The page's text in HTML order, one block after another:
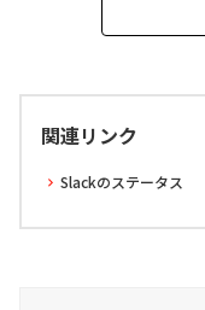
関連リンク
Slackのステータス